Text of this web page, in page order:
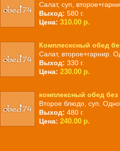
Салат, суп,
Выход: 580 г.
Цена: 310.00 р.
Комплесксный обед
Салат, второе+гарнир.
Выход: 330 г.
Цена: 230.00 р.
комплексный обед без
Второе блюдо, суп.
Выход: 480 г.
Цена: 240.00 р.